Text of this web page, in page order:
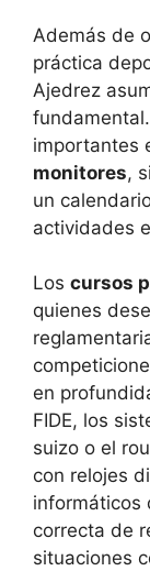
Además de
práctica
Ajedrez
importantes
monitores,
un
actividades
Los cursos
quienes
en
FIDE, los
suizo o el
con relojes
informáticos
correcta de
situaciones